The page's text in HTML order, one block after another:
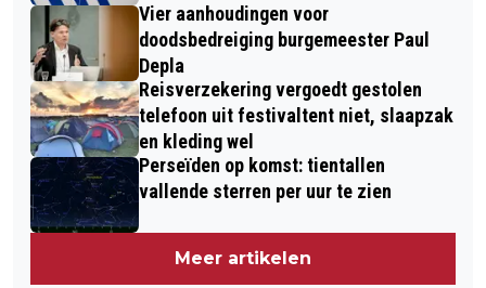
Vier aanhoudingen voor
doodsbedreiging burgemeester Paul
Depla
Reisverzekering vergoedt gestolen
telefoon uit festivaltent niet, slaapzak
en kleding wel
Perseïden op komst: tientallen
vallende sterren per uur te zien
Meer artikelen